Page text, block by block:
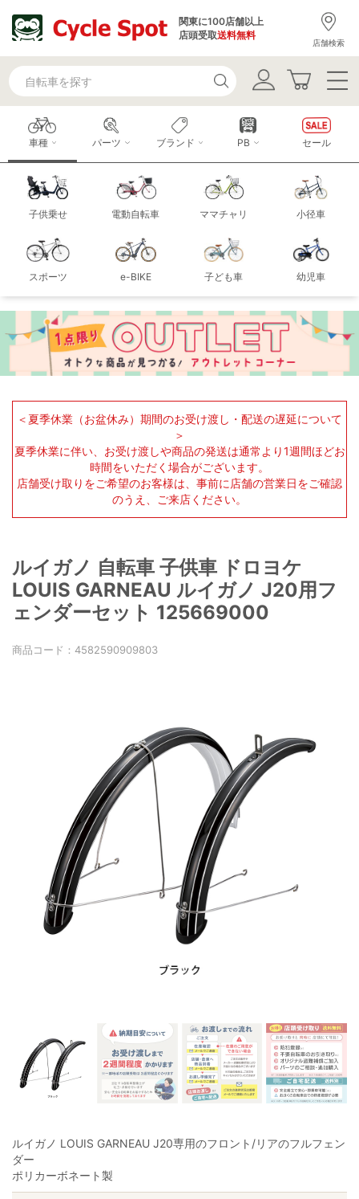
関東に100店舗以上
店頭受取送料無料
店舗検索
車種
子供乗せ 電動自転車 ママチャリ 小径車
スポーツ e-BIKE 子ども車 幼児車
パーツ ブランド PB セール
＜夏季休業（お盆休み）期間のお受け渡し・配送の遅延について
＞
夏季休業に伴い、お受け渡しや商品の発送は通常より1週間ほどお
時間をいただく場合がございます。
店舗受け取りをご希望のお客様は、事前に店舗の営業日をご確認
のうえ、ご来店ください。
ルイガノ 自転車 子供車 ドロヨケ
LOUIS GARNEAU ルイガノ J20用フ
ェンダーセット 125669000
商品コード： 4582590909803
ルイガノ LOUIS GARNEAU J20専用のフロント/リアのフルフェン
ダー
ポリカーボネート製